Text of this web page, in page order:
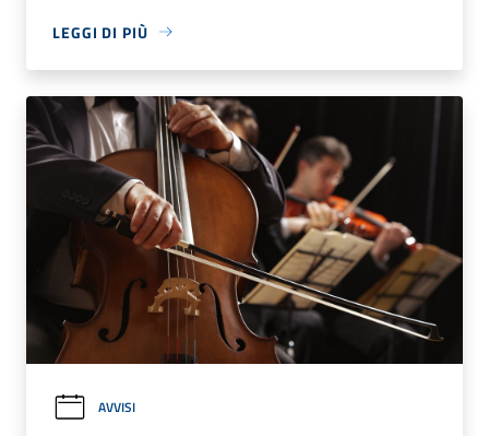
LEGGI DI PIÙ
AVVISI